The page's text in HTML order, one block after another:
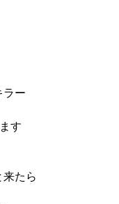
ラー
す
たら